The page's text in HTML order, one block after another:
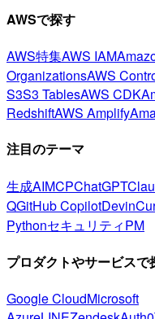
AWSで探す
AWS特集AWS IAM
OrganizationsAWS
S3S3 TablesAWS CDK
RedshiftAWS Amplify
注目のテーマ
生成AIMCPChatGPT
QGitHub CopilotDevin
PythonセキュリティPM
プロダクトやサービスで
Google CloudMicrosoft